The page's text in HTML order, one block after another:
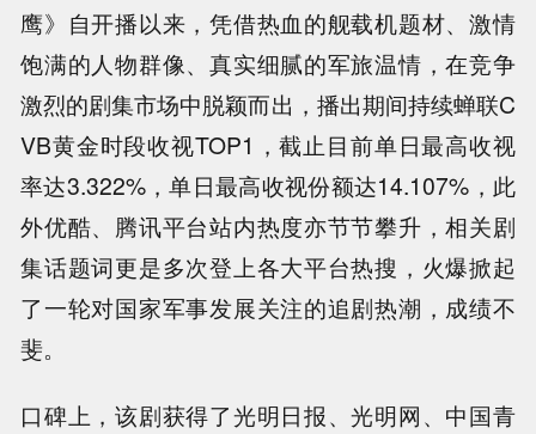
鹰》自开播以来，凭借热血的舰载机题材、激情
饱满的人物群像、真实细腻的军旅温情，在竞争
激烈的剧集市场中脱颖而出，播出期间持续蝉联C
VB黄金时段收视TOP1，截止目前单日最高收视
率达3.322%，单日最高收视份额达14.107%，此
外优酷、腾讯平台站内热度亦节节攀升，相关剧
集话题词更是多次登上各大平台热搜，火爆掀起
了一轮对国家军事发展关注的追剧热潮，成绩不
斐。
口碑上，该剧获得了光明日报、光明网、中国青